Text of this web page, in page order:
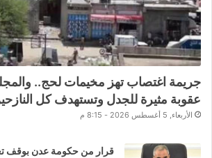
جريمة اغتصاب تهز مخيمات لحج..
عقوبة مثيرة للجدل وتستهدف كل
الأربعاء, 5 أغسطس 2026 - 8:15 م
قرار من حكومة عدن بوقف